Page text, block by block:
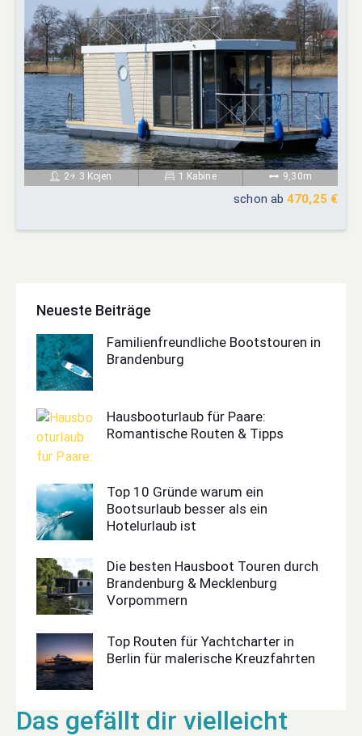
2+ 3 Kojen 1 Kabine 9,30m
schon ab 470,25 €
Neueste Beiträge
Familienfreundliche Bootstouren in
Brandenburg
Hausbooturlaub für Paare:
Romantische Routen & Tipps
Top 10 Gründe warum ein
Bootsurlaub besser als ein
Hotelurlaub ist
Die besten Hausboot Touren durch
Brandenburg & Mecklenburg
Vorpommern
Top Routen für Yachtcharter in
Berlin für malerische Kreuzfahrten